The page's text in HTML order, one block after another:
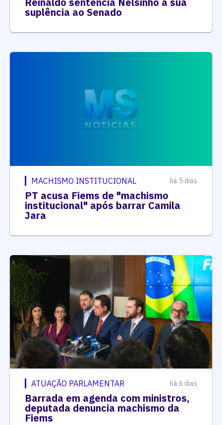
suplência ao Senado
MACHISMO INSTITUCIONAL há 5 dias
PT acusa Fiems de "machismo
institucional" após barrar Camila
Jara
ATUAÇÃO PARLAMENTAR há 6 dias
Barrada em agenda com ministros,
deputada denuncia machismo da
Fiems